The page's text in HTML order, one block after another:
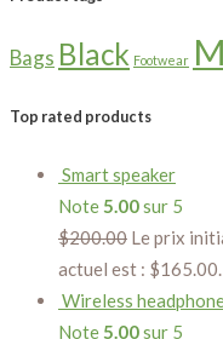
Bags Black Footwear
Top rated products
Smart speaker
Note 5.00sur 5
$200.00 Le prix
actuel est : $165.00.
Wireless
Note 5.00sur 5